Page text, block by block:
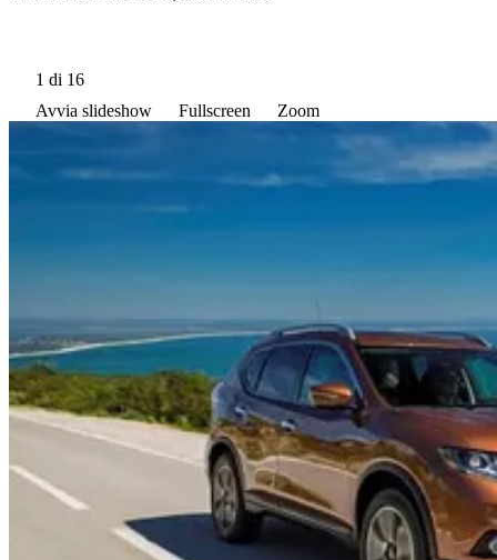
1 di 16
Avvia slideshow
Fullscreen Zoom